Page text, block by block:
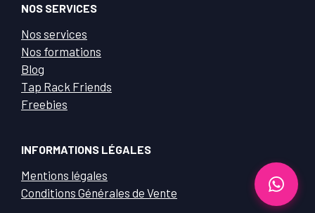
NOS SERVICES
Nos services
Nos formations
Blog
Tap Rack Friends
Freebies
INFORMATIONS LÉGALES
Mentions légales
Conditions Générales de Vente